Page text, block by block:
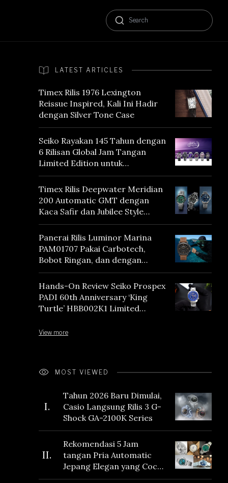
LATEST ARTICLES
Timex Rilis 1976 Lexington
Reissue Inspired, Kali Ini Hadir
dengan Silver Tone Case
Seiko Rayakan 145 Tahun dengan
6 Rilisan Global Jam Tangan
Limited Edition untuk
Menghormati Edo Purple,
Warna yang Mencerminkan
Warisan Tokyo
Timex Rilis Deepwater Meridian
200 Automatic GMT dengan
Kaca Safir dan Jubilee Style
Bracelet
Panerai Rilis Luminor Marina
PAM01707 Pakai Carbotech,
Bobot Ringan, dan dengan
Vintage Vibes
Hands-On Review Seiko Prospex
PADI 60th Anniversary ‘King
Turtle’ HBB002K1 Limited
View more
MOST VIEWED
I.
Tahun 2026 Baru Dimulai,
Casio Langsung Rilis 3 G-
Shock GA-2100K Series
II.
Rekomendasi 5 Jam
tangan Pria Automatic
Jepang Elegan yang Cocok
Dikoleksi di 2026